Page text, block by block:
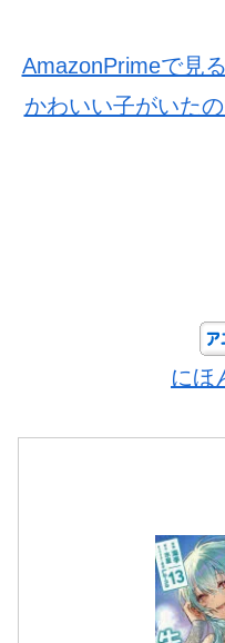
AmazonPrimeで見
かわいい子がいた
にほ